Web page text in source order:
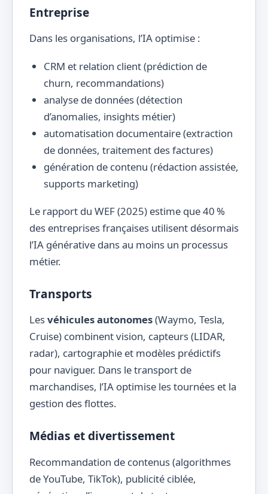
Entreprise
Dans les organisations, l’IA optimise :
CRM et relation client (prédiction de
churn, recommandations)
analyse de données (détection
d’anomalies, insights métier)
automatisation documentaire (extraction
de données, traitement des factures)
génération de contenu (rédaction assistée,
supports marketing)
Le rapport du WEF (2025) estime que 40 %
des entreprises françaises utilisent désormais
l’IA générative dans au moins un processus
métier.
Transports
Lesvéhicules autonomes(Waymo, Tesla,
Cruise) combinent vision, capteurs (LIDAR,
radar), cartographie et modèles prédictifs
pour naviguer. Dans le transport de
marchandises, l’IA optimise les tournées et la
gestion des flottes.
Médias et divertissement
Recommandation de contenus (algorithmes
de YouTube, TikTok), publicité ciblée,